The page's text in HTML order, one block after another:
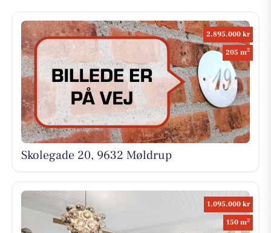
2.895.000 kr
205 m2
Skolegade 20, 9632 Møldrup
1.095.000 kr
150 m2